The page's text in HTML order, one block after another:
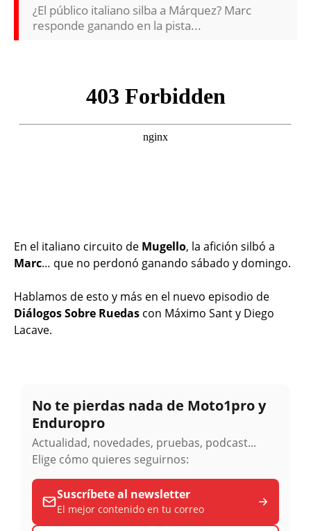
¿El público italiano silba a Márquez? Marc
responde ganando en la pista...
En el italiano circuito de Mugello, la afición silbó a
Marc… que no perdonó ganando sábado y domingo.
Hablamos de esto y más en el nuevo episodio de
Diálogos Sobre Ruedas con Máximo Sant y Diego
Lacave.
No te pierdas nada de Moto1pro y
Enduropro
Actualidad, novedades, pruebas, podcast...
Elige cómo quieres seguirnos:
Suscríbete al newsletter
El mejor contenido en tu correo